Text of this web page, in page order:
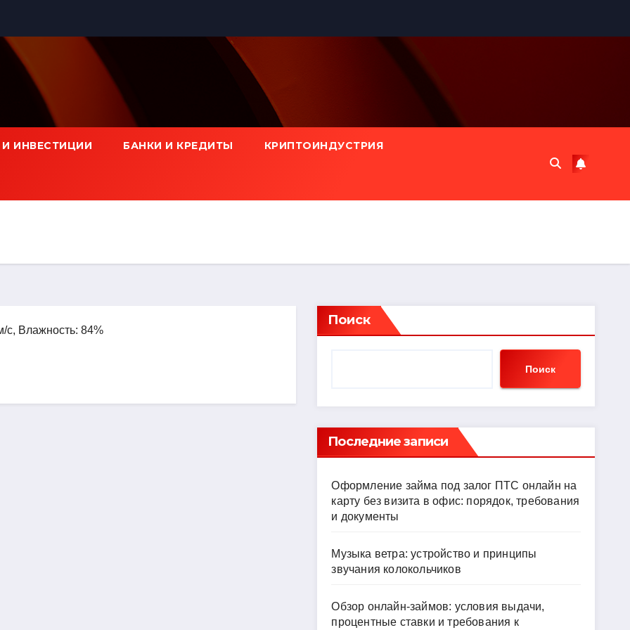
И ИНВЕСТИЦИИ БАНКИ И КРЕДИТЫ КРИПТОИНДУСТРИЯ
с, Влажность: 84%
Поиск
Поиск
Последние записи
Оформление займа под залог ПТС онлайн на
карту без визита в офис: порядок, требования
и документы
Музыка ветра: устройство и принципы
звучания колокольчиков
Обзор онлайн-займов: условия выдачи,
процентные ставки и требования к